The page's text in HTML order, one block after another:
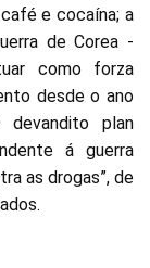
e cocaína; a
de Corea -
como forza
desde o ano
devandito plan
á guerra
as drogas”, de